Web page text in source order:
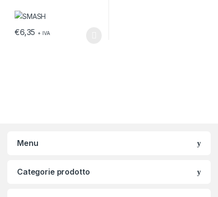
€6,35 + IVA
Menu
Categorie prodotto